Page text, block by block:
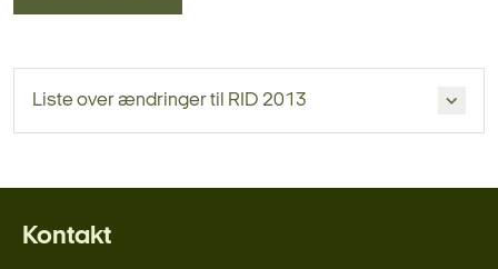
Liste over ændringer til RID 2013
Kontakt